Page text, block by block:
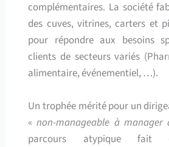
complémentaires. La société
des cuves, vitrines, carters et
pour répondre aux besoins
clients de secteurs variés
alimentaire, événementiel, …).
Un trophée mérité pour un
«non-manageable à manager
parcours atypique fait